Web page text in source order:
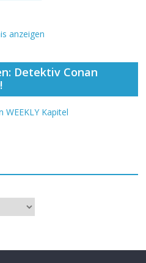
anzeigen
Detektiv Conan